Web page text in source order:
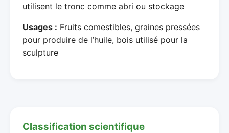
utilisent le tronc comme abri ou stockage
Usages : Fruits comestibles, graines pressées
pour produire de l’huile, bois utilisé pour la
sculpture
Classification scientifique